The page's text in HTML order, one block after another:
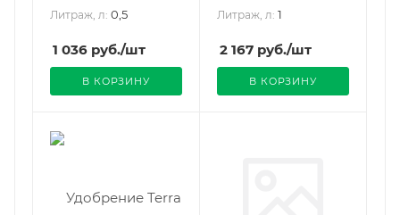
Литраж, л: 0,5
1 036 руб./шт
В КОРЗИНУ
Литраж, л: 1
2 167 руб./шт
В КОРЗИНУ